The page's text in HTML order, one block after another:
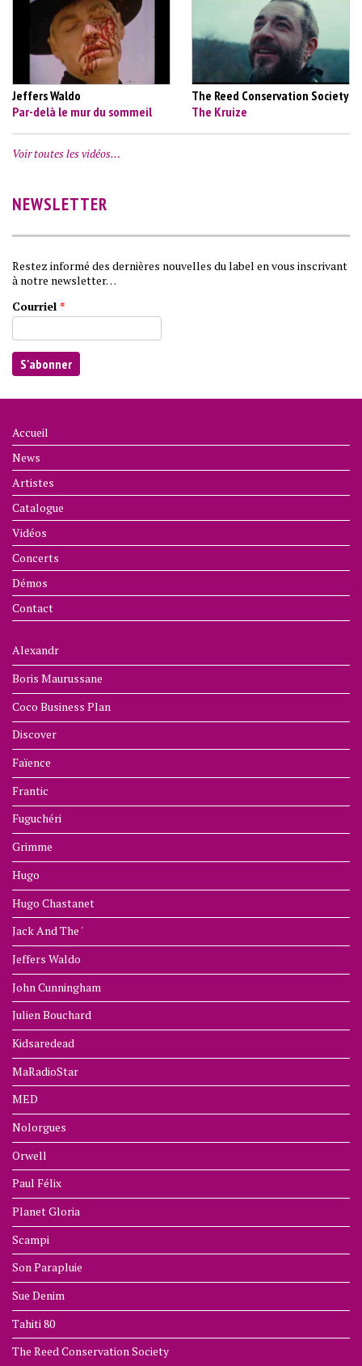
Jeffers Waldo
Par-delà le mur du sommeil
The Reed Conservation Society
The Kruize
Voir toutes les vidéos…
NEWSLETTER
Restez informé des dernières nouvelles du label en vous inscrivant
à notre newsletter…
Courriel *
Accueil
News
Artistes
Catalogue
Vidéos
Concerts
Démos
Contact
Alexandr
Boris Maurussane
Coco Business Plan
Discover
Faïence
Frantic
Fuguchéri
Grimme
Hugo
Hugo Chastanet
Jack And The '
Jeffers Waldo
John Cunningham
Julien Bouchard
Kidsaredead
MaRadioStar
MED
Nolorgues
Orwell
Paul Félix
Planet Gloria
Scampi
Son Parapluie
Sue Denim
Tahiti 80
The Reed Conservation Society